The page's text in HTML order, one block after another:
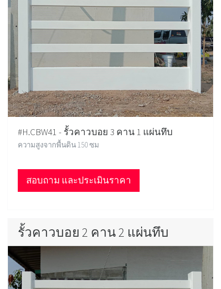
#H.CBW41 - รั้วคาวบอย 3 คาน 1 แผ่นทึบ
ความสูงจากพื้นดิน 150 ซม
สอบถาม และประเมินราคา
รั้วคาวบอย 2 คาน 2 แผ่นทึบ